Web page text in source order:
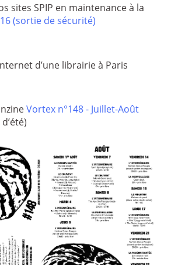
sites SPIP en maintenance à la
(sortie de sécurité)
d’une librairie à Paris
Vortex n°148 - Juillet-Août